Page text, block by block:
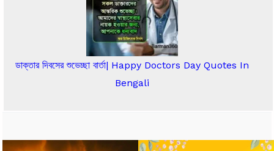
ডাক্তার দিবসের শুভেচ্ছা বার্তা| Happy Doctors Day Quotes In
Bengali